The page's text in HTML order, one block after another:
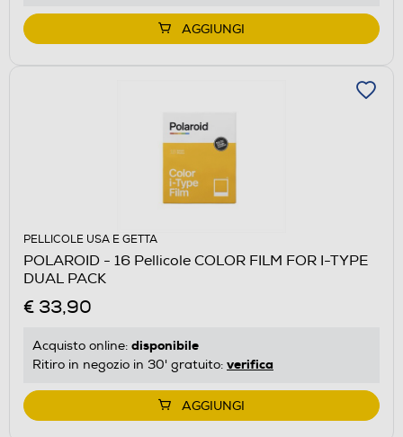
AGGIUNGI
PELLICOLE USA E GETTA
POLAROID - 16 Pellicole COLOR FILM FOR I-TYPE
DUAL PACK
€ 33,90
Acquisto online: disponibile
Ritiro in negozio in 30' gratuito: verifica
AGGIUNGI